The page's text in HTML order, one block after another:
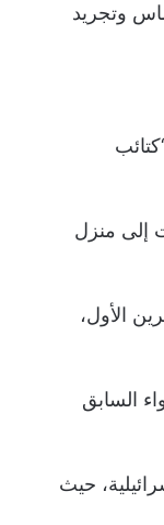
وتجريد
إرسال قوات إلى منزل
العقل المدبر لهجمات 7 أكتوبر/تشرين الأول،
السابق
الإسرائيلية، حيث